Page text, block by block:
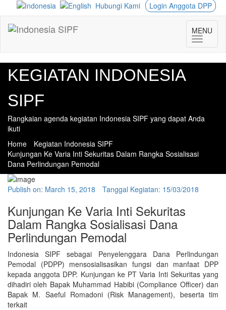
Hubungi Kami Login Anggota DPP
MENU
KEGIATAN INDONESIA
SIPF
Rangkaian agenda kegiatan Indonesia SIPF yang dapat Anda
ikuti
Home
Kegiatan Indonesia SIPF
Kunjungan Ke Varia Inti Sekuritas Dalam Rangka Sosialisasi
Dana Perlindungan Pemodal
Publish on: March 15, 2018 Tanggal Kegiatan: 15/03/2018
Kunjungan Ke Varia Inti Sekuritas
Dalam Rangka Sosialisasi Dana
Perlindungan Pemodal
Indonesia SIPF sebagai Penyelenggara Dana Perlindungan
Pemodal (PDPP) mensosialisasikan fungsi dan manfaat DPP
kepada anggota DPP. Kunjungan ke PT Varia Inti Sekuritas yang
dihadiri oleh Bapak Muhammad Habibi (Compliance Officer) dan
Bapak M. Saeful Romadoni (Risk Management), beserta tim
terkait